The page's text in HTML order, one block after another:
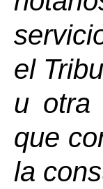
el
u otra
que
la